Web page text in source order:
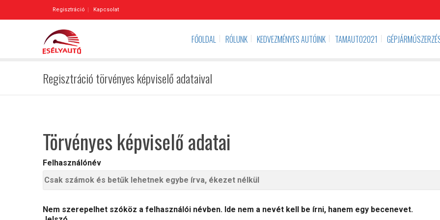
Regisztráció Kapcsolat
FŐOLDAL RÓLUNK KEDVEZMÉNYES AUTÓINK TAMAUTO2021
Regisztráció törvényes képviselő adataival
Törvényes képviselő adatai
Felhasználónév
Nem szerepelhet szóköz a felhasználói névben. Ide nem a nevét kell be írni, hanem egy becenevet.